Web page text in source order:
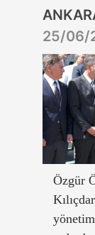
25/06/
Özgür